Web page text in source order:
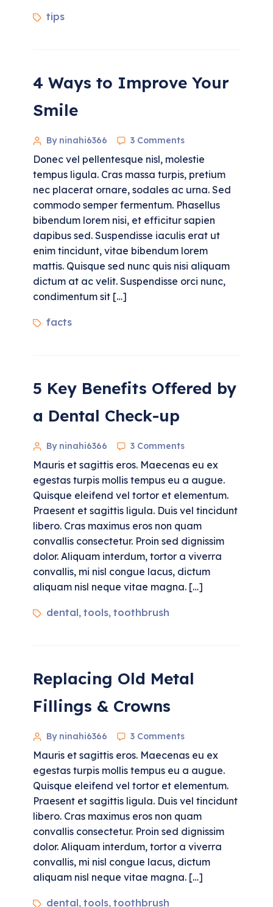
tips
4 Ways to Improve Your
Smile
By ninahi6366 3 Comments
Donec vel pellentesque nisl, molestie
tempus ligula. Cras massa turpis, pretium
nec placerat ornare, sodales ac urna. Sed
commodo semper fermentum. Phasellus
bibendum lorem nisi, et efficitur sapien
dapibus sed. Suspendisse iaculis erat ut
enim tincidunt, vitae bibendum lorem
mattis. Quisque sed nunc quis nisi aliquam
dictum at ac velit. Suspendisse orci nunc,
condimentum sit […]
facts
5 Key Benefits Offered by
a Dental Check-up
By ninahi6366 3 Comments
Mauris et sagittis eros. Maecenas eu ex
egestas turpis mollis tempus eu a augue.
Quisque eleifend vel tortor et elementum.
Praesent et sagittis ligula. Duis vel tincidunt
libero. Cras maximus eros non quam
convallis consectetur. Proin sed dignissim
dolor. Aliquam interdum, tortor a viverra
convallis, mi nisl congue lacus, dictum
aliquam nisl neque vitae magna. […]
dental,tools,toothbrush
Replacing Old Metal
Fillings & Crowns
By ninahi6366 3 Comments
Mauris et sagittis eros. Maecenas eu ex
egestas turpis mollis tempus eu a augue.
Quisque eleifend vel tortor et elementum.
Praesent et sagittis ligula. Duis vel tincidunt
libero. Cras maximus eros non quam
convallis consectetur. Proin sed dignissim
dolor. Aliquam interdum, tortor a viverra
convallis, mi nisl congue lacus, dictum
aliquam nisl neque vitae magna. […]
dental,tools,toothbrush